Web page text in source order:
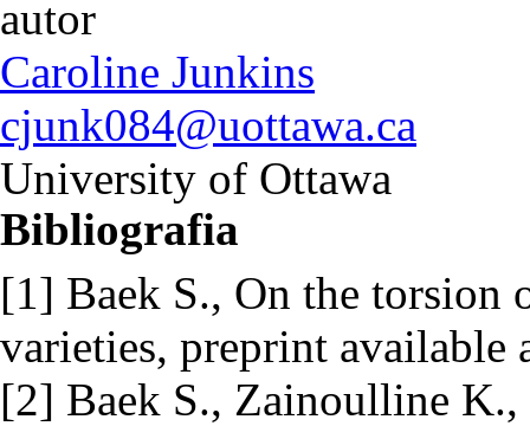
autor
Caroline Junkins
cjunk084@uottawa.ca
University of Ottawa
Bibliografia
[1] Baek S., On the torsion
varieties, preprint available
[2] Baek S., Zainoulline